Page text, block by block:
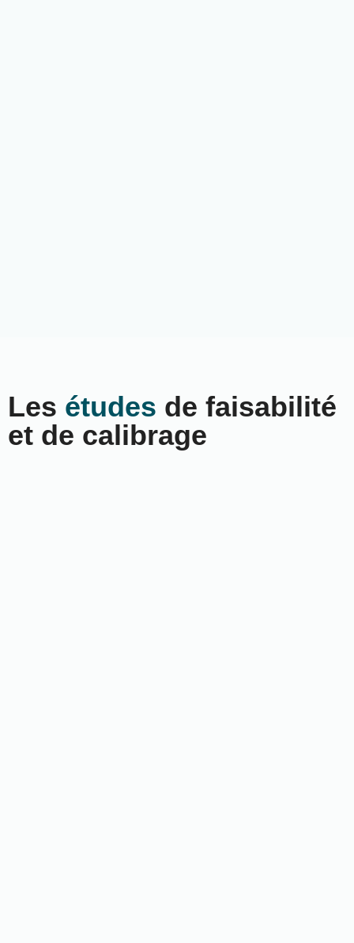
Les études de faisabilité
et de calibrage